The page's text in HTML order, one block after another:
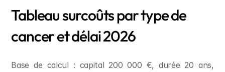
Tableau surcoûts par type de
cancer et délai 2026
Base de calcul : capital 200 000 €, durée 20 ans,